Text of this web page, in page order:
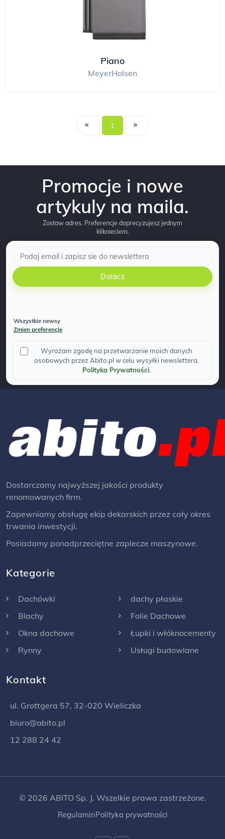
Piano
MeyerHolsen
1
Promocje i nowe
artykuly na maila.
Zostaw adres. Preferencje doprecyzujesz jednym
kliknieciem.
Dolacz
Wszystkie newsy
Zmien preferencje
Wyrażam zgodę na przetwarzanie moich danych
osobowych przez Abito.pl w celu wysyłki newslettera.
Polityka Prywatności.
Dostarczamy najwyższej jakości produkty
renomowanych firm.
Zapewniamy obsługę ekip dekarskich przez cały okres
trwania inwestycji.
Posiadamy ponadprzeciętne zaplecze maszynowe.
Kategorie
Dachówki
Blachy
Okna dachowe
Rynny
dachy płaskie
Folie Dachowe
Łupki i włóknocementy
Usługi budowlane
Kontakt
ul. Grottgera 57, 32-020 Wieliczka
biuro@abito.pl
12 288 24 42
© 2026 ABITO Sp. J. Wszelkie prawa zastrzeżone.
RegulaminPolityka prywatności